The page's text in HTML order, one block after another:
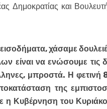
Δημοκρατίας και
χάσαμε
είναι να ενώσουμε τις
μπροστά. Η φετινή
της
η Κυβέρνηση του